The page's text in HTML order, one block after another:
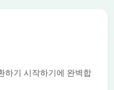
하기 시작하기에 완벽합